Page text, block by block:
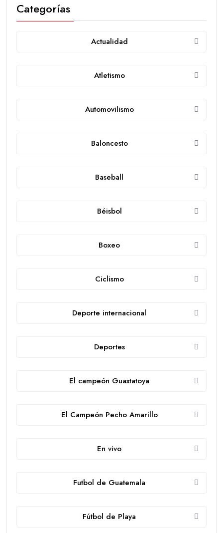
Categorías
Actualidad
Atletismo
Automovilismo
Baloncesto
Baseball
Béisbol
Boxeo
Ciclismo
Deporte internacional
Deportes
El campeón Guastatoya
El Campeón Pecho Amarillo
En vivo
Futbol de Guatemala
Fútbol de Playa